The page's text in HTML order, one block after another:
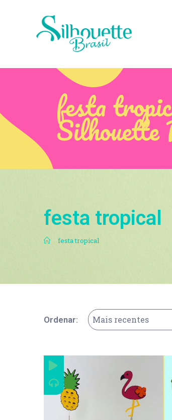
festa
festa tropical
. festa tropical
Ordenar: Mais recentes